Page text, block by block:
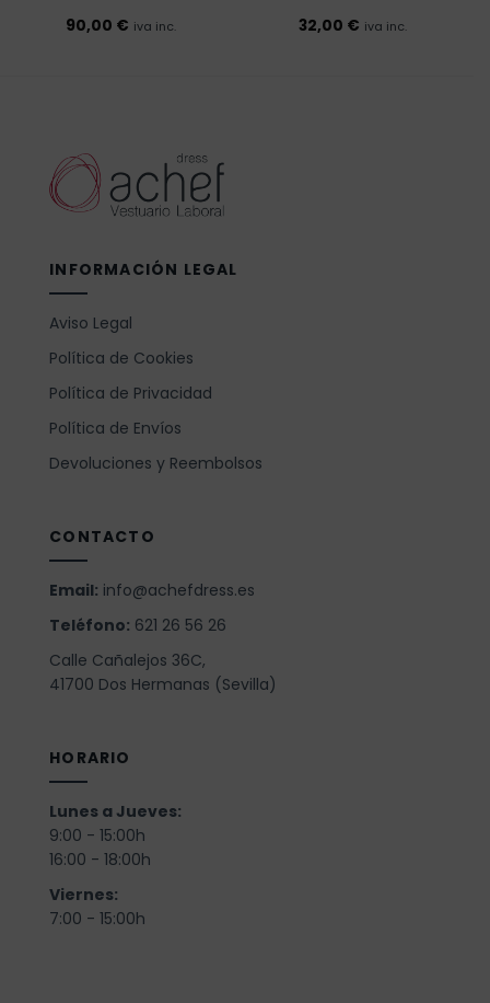
90,00 € iva inc.
32,00 € iva inc.
INFORMACIÓN LEGAL
Aviso Legal
Política de Cookies
Política de Privacidad
Política de Envíos
Devoluciones y Reembolsos
CONTACTO
Email: info@achefdress.es
Teléfono: 621 26 56 26
Calle Cañalejos 36C,
41700 Dos Hermanas (Sevilla)
HORARIO
Lunes a Jueves:
9:00 - 15:00h
16:00 - 18:00h
Viernes:
7:00 - 15:00h